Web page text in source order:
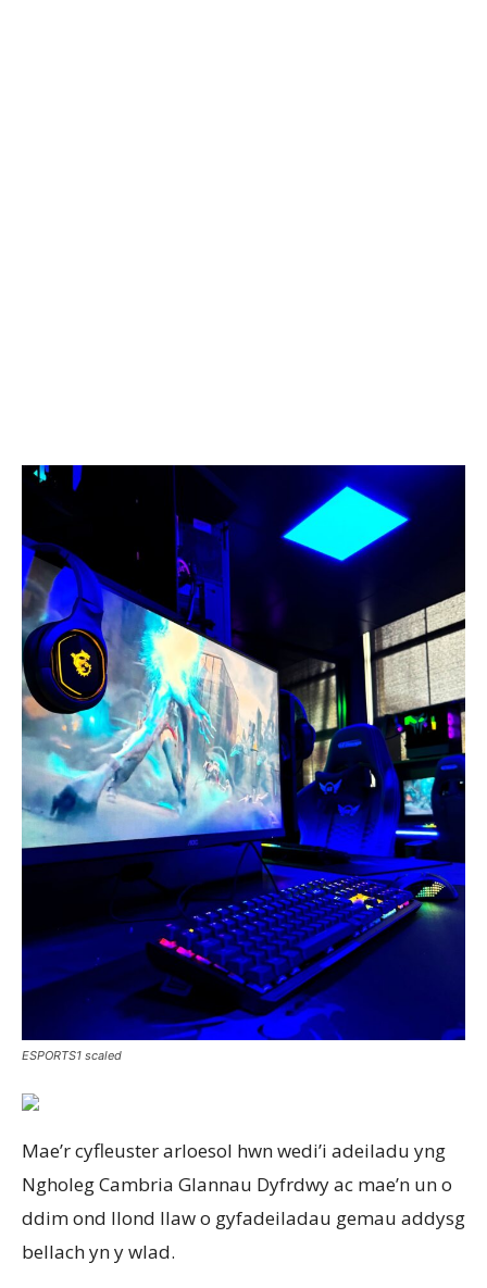
ESPORTS1 scaled
Mae’r cyfleuster arloesol hwn wedi’i adeiladu yng
Ngholeg Cambria Glannau Dyfrdwy ac mae’n un o
ddim ond llond llaw o gyfadeiladau gemau addysg
bellach yn y wlad.